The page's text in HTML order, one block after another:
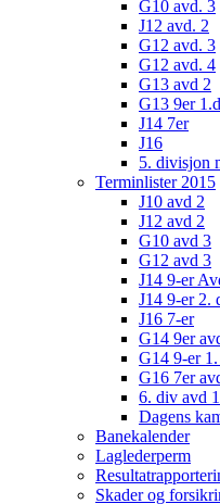
G10 avd. 3
J12 avd. 2
G12 avd. 3
G12 avd. 4
G13 avd 2
G13 9er
J14 7er
J16
5. divisjon
Terminlister 2015
J10 avd 2
J12 avd 2
G10 avd 3
G12 avd 3
J14 9-er
J14 9-er 2.
J16 7-er
G14 9er
G14 9-er
G16 7er
6. div avd 1
Dagens
Banekalender
Laglederperm
Skader og